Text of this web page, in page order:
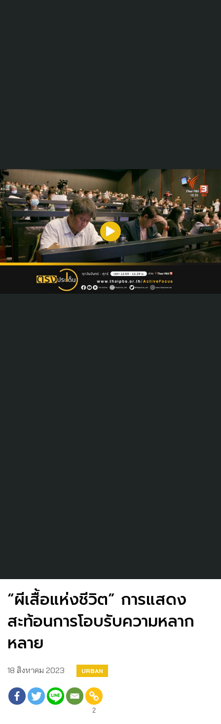
“ผีเสื้อแห่งชีวิต” การแสดง
สะท้อนการโอบรับความหลาก
หลาย
18 สิงหาคม 2023 URBAN
2